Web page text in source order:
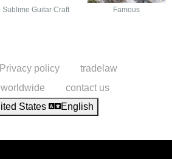
Sublime Guitar Craft Famous
Privacy policy
tradelaw
contact us
States
English